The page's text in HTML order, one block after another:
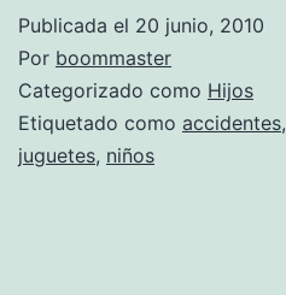
Publicada el 20 junio, 2010
Por boommaster
Categorizado como Hijos
Etiquetado como accidentes,
juguetes, niños